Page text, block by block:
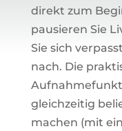
direkt zum
pausieren Sie
Sie sich
nach. Die
gleichzeitig
machen (mit